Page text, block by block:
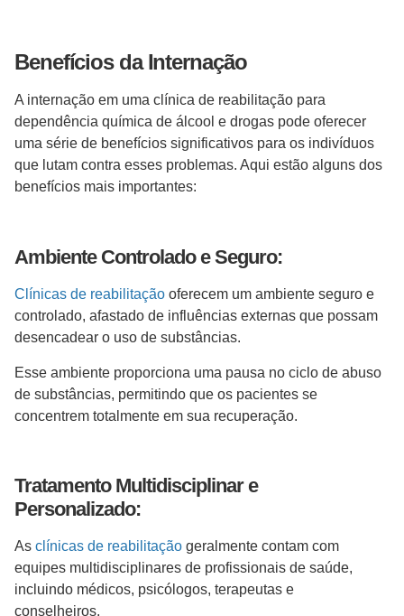
Benefícios da Internação
A internação em uma clínica de reabilitação para
dependência química de álcool e drogas pode oferecer
uma série de benefícios significativos para os indivíduos
que lutam contra esses problemas. Aqui estão alguns dos
benefícios mais importantes:
Ambiente Controlado e Seguro:
Clínicas de reabilitação oferecem um ambiente seguro e
controlado, afastado de influências externas que possam
desencadear o uso de substâncias.
Esse ambiente proporciona uma pausa no ciclo de abuso
de substâncias, permitindo que os pacientes se
concentrem totalmente em sua recuperação.
Tratamento Multidisciplinar e
Personalizado:
As clínicas de reabilitação geralmente contam com
equipes multidisciplinares de profissionais de saúde,
incluindo médicos, psicólogos, terapeutas e
conselheiros.